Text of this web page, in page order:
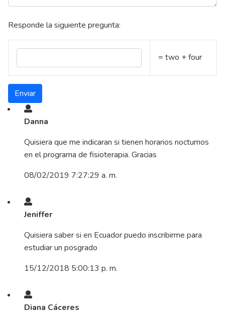
Responde la siguiente pregunta:
= two + four
Danna
Quisiera que me indicaran si tienen horarios nocturnos
en el programa de fisioterapia. Gracias
08/02/2019 7:27:29 a. m.
Jeniffer
Quisiera saber si en Ecuador puedo inscribirme para
estudiar un posgrado
15/12/2018 5:00:13 p. m.
Diana Cáceres